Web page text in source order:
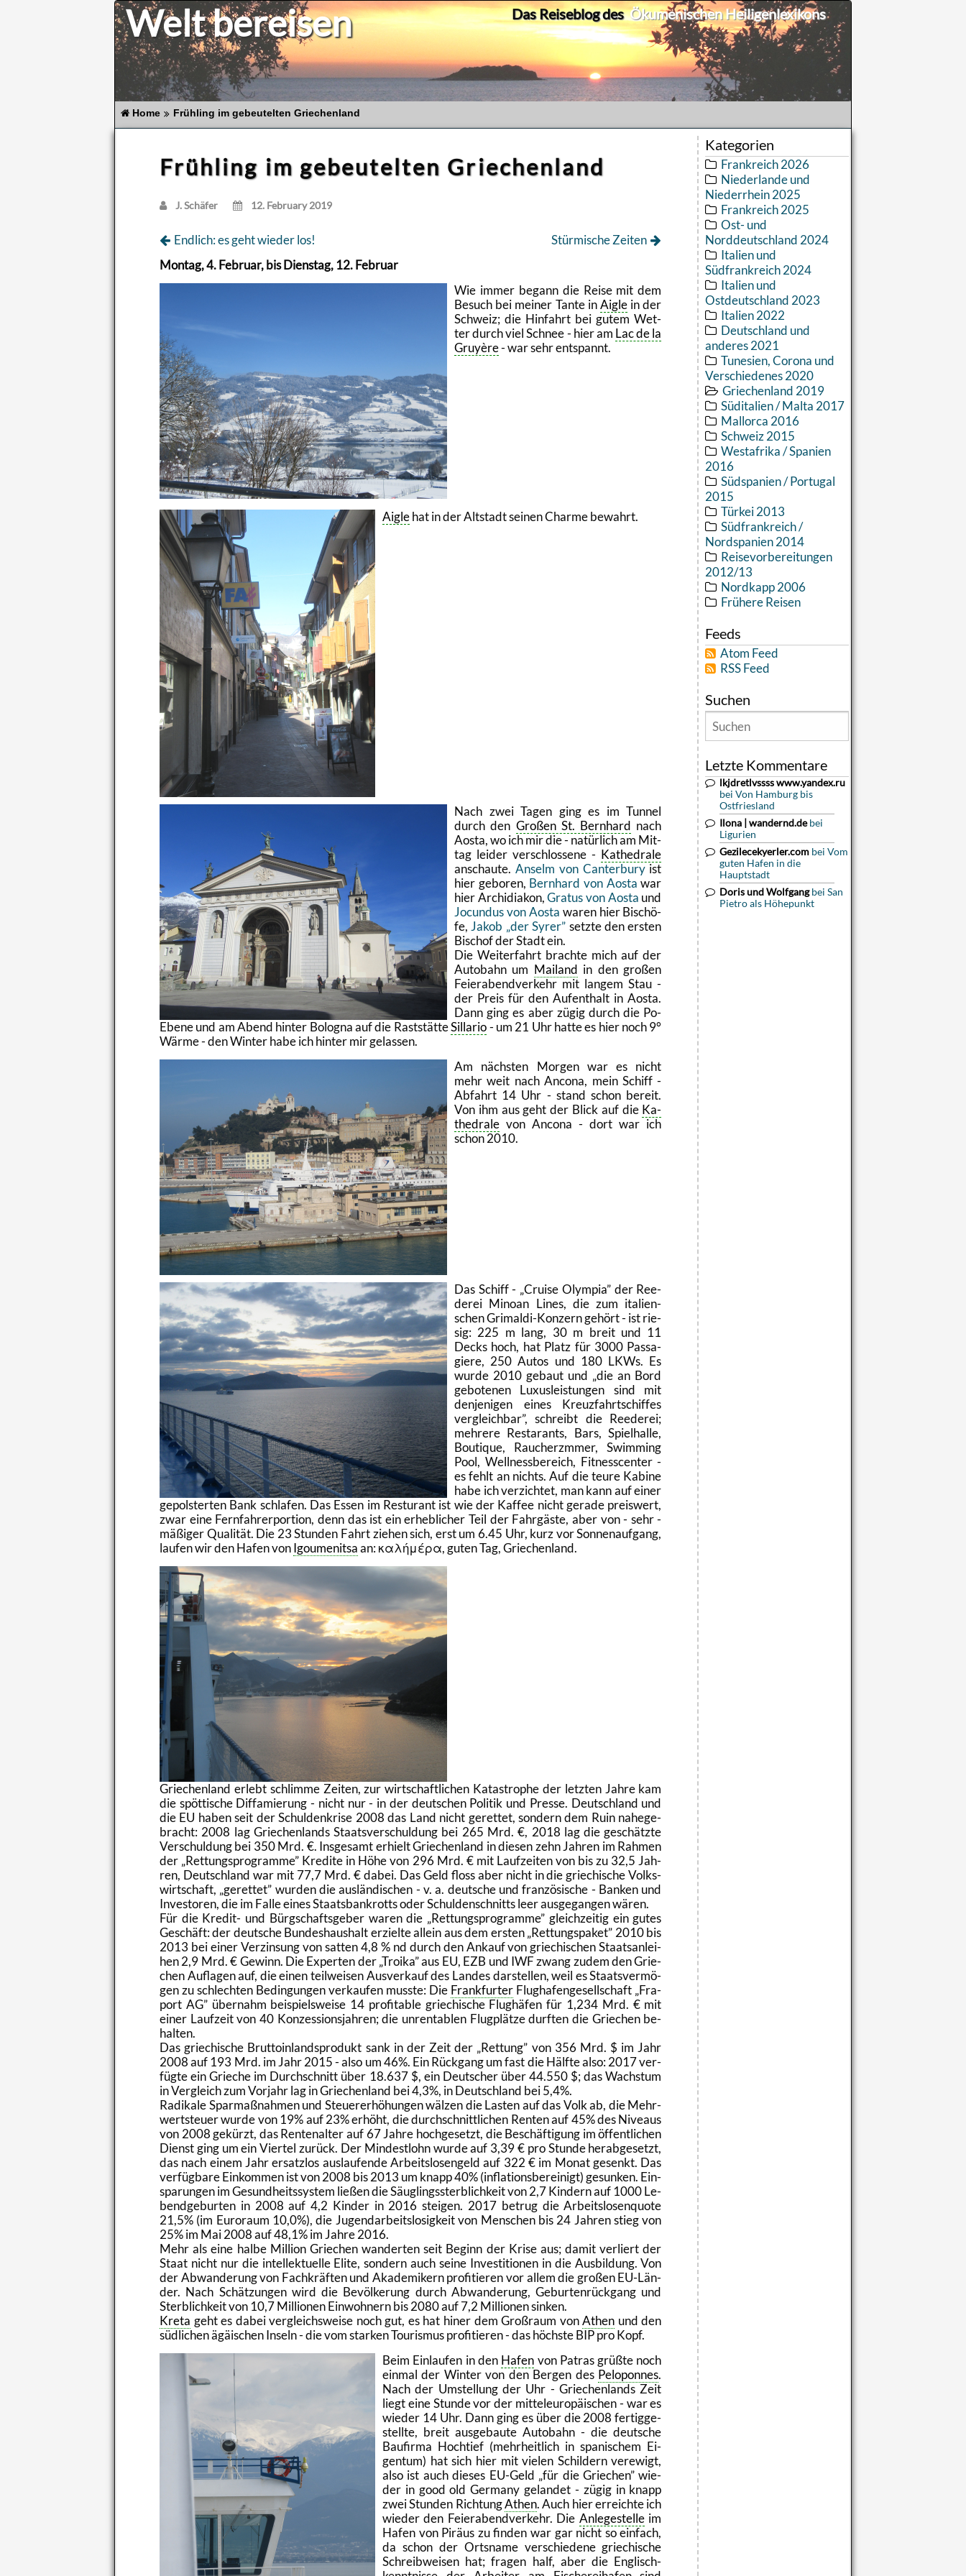
Welt bereisen Das Reiseblog desÖkumenischen Heiligenlexikons
Home Frühling im gebeutelten Griechenland
Frühling im gebeutelten Griechenland
J. Schä­fer 12. Fe­bru­ary 2019
Stür­mi­sche Zei­ten
End­lich: es geht wie­der los!
Mon­tag, 4. Fe­bru­ar, bis Diens­tag, 12. Fe­bru­ar
Wie immer be­gann die Reise mit dem
Be­such bei mei­ner Tante inAigle in der
Schweiz; die Hin­fahrt bei gutem Wet­
ter durch viel Schnee - hier am Lac de la
Gruyère- war sehr ent­spannt.
Aiglehat in der Alt­stadt sei­nen Charme be­wahrt.
Nach zwei Tagen ging es im Tun­nel
durch den Gro­ßen St. Bern­hard nach
Aosta, wo ich mir die - na­tür­lich am Mit­
tag lei­der ver­schlos­se­ne - Ka­the­dra­le
an­schau­te. An­selm von Can­ter­bu­ryist
hier ge­bo­ren, Bern­hard von Aosta war
hier Ar­ch­idia­kon,Gra­tus von Aosta und
Jo­cun­dus von Aosta waren hier Bi­schö­
fe, Jakob „der Syrer” setz­te den ers­ten
Bi­schof der Stadt ein.
Die Wei­ter­fahrt brach­te mich auf der
Au­to­bahn um Mai­land in den gro­ßen
Fei­er­abend­ver­kehr mit lan­gem Stau -
der Preis für den Auf­ent­halt in Aosta.
Dann ging es aber zügig durch die Po-
Ebe­ne und am Abend hin­ter Bo­lo­gna auf die Rast­stät­teSil­la­rio- um 21 Uhr hatte es hier noch 9°
Wärme - den Win­ter habe ich hin­ter mir ge­las­sen.
Am nächs­ten Mor­gen war es nicht
mehr weit nach An­co­na, mein Schiff -
Ab­fahrt 14 Uhr - stand schon be­reit.
Von ihm aus geht der Blick auf die Ka­
the­dra­le von An­co­na - dort war ich
schon 2010.
Das Schiff - Crui­se Olym­pia der Ree­
de­rei Mi­no­an Lines, die zum ita­li­en­
schen Gri­mal­di-Kon­zern ge­hört - ist rie­
sig: 225 m lang, 30 m breit und 11
Decks hoch, hat Platz für 3000 Pas­sa­
gie­re, 250 Autos und 180 LKWs. Es
wurde 2010 ge­baut und
die an Bord
ge­bo­te­nen Lu­xus­leis­tun­gen sind mit
den­je­ni­gen eines Kreuz­fahrt­schif­fes
ver­gleich­bar, schreibt die Ree­de­rei;
meh­re­re Re­sta­rants, Bars, Spiel­hal­le,
Bou­tique, Rau­cherzm­mer, Swim­ming
Pool, Well­ness­be­reich, Fit­ness­cen­ter -
es fehlt an nichts. Auf die teure Ka­bi­ne
habe ich ver­zich­tet, man kann auf einer
ge­pols­ter­ten Bank schla­fen. Das Essen im Restu­rant ist wie der Kaf­fee nicht ge­ra­de preis­wert,
zwar eine Fern­fah­rer­por­ti­on, denn das ist ein er­heb­li­cher Teil der Fahr­gäs­te, aber von - sehr -
mä­ßi­ger Qua­li­tät. Die 23 Stun­den Fahrt zie­hen sich, erst um 6.45 Uhr, kurz vor Son­nen­auf­gang,
lau­fen wir den Hafen vonIgo­u­me­nitsaan: καλήμέρα, guten Tag, Grie­chen­land.
Grie­chen­land er­lebt schlim­me Zei­ten, zur wirt­schaft­li­chen Ka­ta­stro­phe der letz­ten Jahre kam
die spöt­ti­sche Dif­fa­mie­rung - nicht nur - in der deut­schen Po­li­tik und Pres­se. Deutsch­land und
die EU haben seit der Schul­den­kri­se 2008 das Land nicht ge­ret­tet, son­dern dem Ruin na­he­ge­
bracht: 2008 lag Grie­chen­lands Staats­ver­schul­dung bei 265 Mrd. €, 2018 lag die ge­schätz­te
Ver­schul­dung bei 350 Mrd. €. Ins­ge­samt er­hielt Grie­chen­land in die­sen zehn Jah­ren im Rah­men
der Ret­tungs­pro­gram­me Kre­di­te in Höhe von 296 Mrd. € mit Lauf­zei­ten von bis zu 32,5 Jah­
ren, Deutsch­land war mit 77,7 Mrd. € dabei. Das Geld floss aber nicht in die grie­chi­sche Volks­
wirt­schaft, ge­ret­tet wur­den die aus­län­di­schen - v. a. deut­sche und fran­zö­si­sche - Ban­ken und
In­ves­to­ren, die im Falle eines Staats­bank­rotts oder Schul­den­schnitts leer aus­ge­gan­gen wären.
Für die Kre­dit- und Bürg­schafts­ge­ber waren die
Ret­tungs­pro­gram­me
gleich­zei­tig ein gutes
Ge­schäft: der deut­sche Bun­des­haus­halt er­ziel­te al­lein aus dem ers­ten Ret­tungs­pa­ket 2010 bis
2013 bei einer Ver­zin­sung von sat­ten 4,8 % nd durch den An­kauf von grie­chi­schen Staats­an­lei­
hen 2,9 Mrd. € Ge­winn. Die Ex­per­ten der Troi­ka aus EU, EZB und IWF zwang zudem den Grie­
chen Auf­la­gen auf, die einen teil­wei­sen Aus­ver­kauf des Lan­des dar­stel­len, weil es Staats­ver­mö­
gen zu schlech­ten Be­din­gun­gen ver­kau­fen muss­te: Die Frank­fur­ter Flug­ha­fen­ge­sell­schaft Fra­
port AG über­nahm bei­spiels­wei­se 14 pro­fi­ta­ble grie­chi­sche Flug­hä­fen für 1,234 Mrd. € mit
einer Lauf­zeit von 40 Kon­zes­si­ons­jah­ren; die un­ren­ta­blen Flug­plät­ze durf­ten die Grie­chen be­
hal­ten.
Das grie­chi­sche Brut­to­in­lands­pro­dukt sank in der Zeit der Ret­tung von 356 Mrd. $ im Jahr
2008 auf 193 Mrd. im Jahr 2015 - also um 46%. Ein Rück­gang um fast die Hälf­te also: 2017 ver­
füg­te ein Grie­che im Durch­schnitt über 18.637 $, ein Deut­scher über 44.550 $; das Wachs­tum
in Ver­gleich zum Vor­jahr lag in Grie­chen­land bei 4,3%, in Deutsch­land bei 5,4%.
Ra­di­ka­le Spar­maß­nah­men und Steu­er­er­hö­hun­gen wäl­zen die Las­ten auf das Volk ab, die Mehr­
wert­steu­er wurde von 19% auf 23% er­höht, die durch­schnitt­li­chen Ren­ten auf 45% des Ni­veaus
von 2008 ge­kürzt, das Ren­ten­al­ter auf 67 Jahre hoch­ge­setzt, die Be­schäf­ti­gung im öf­fent­li­chen
Dienst ging um ein Vier­tel zu­rück. Der Min­dest­lohn wurde auf 3,39 € pro Stun­de her­ab­ge­setzt,
das nach einem Jahr er­satz­los aus­lau­fen­de Ar­beits­lo­sen­geld auf 322 € im Monat ge­senkt. Das
ver­füg­ba­re Ein­kom­men ist von 2008 bis 2013 um knapp 40% (in­fla­ti­ons­be­rei­nigt) ge­sun­ken. Ein­
spa­run­gen im Ge­sund­heits­sys­tem lie­ßen die Säug­lings­sterb­lich­keit von 2,7 Kin­dern auf 1000 Le­
bend­ge­bur­ten in 2008 auf 4,2 Kin­der in 2016 stei­gen. 2017 be­trug die Ar­beits­lo­sen­quo­te
21,5% (im Eu­ro­raum 10,0%), die Ju­gend­ar­beits­lo­sig­keit von Men­schen bis 24 Jah­ren stieg von
25% im Mai 2008 auf 48,1% im Jahre 2016.
Mehr als eine halbe Mil­li­on Grie­chen wan­der­ten seit Be­ginn der Krise aus; damit ver­liert der
Staat nicht nur die in­tel­lek­tu­el­le Elite, son­dern auch seine In­ves­ti­tio­nen in die Aus­bil­dung. Von
der Ab­wan­de­rung von Fach­kräf­ten und Aka­de­mi­kern pro­fi­tie­ren vor allem die gro­ßen EU-Län­
der. Nach Schät­zun­gen wird die Be­völ­ke­rung durch Ab­wan­de­rung, Ge­bur­ten­rück­gang und
Sterb­lich­keit von 10,7 Mil­lio­nen Ein­woh­nern bis 2080 auf 7,2 Mil­lio­nen sin­ken.
Kreta geht es dabei ver­gleichs­wei­se noch gut, es hat hiner dem Gro­ß­raum vonAthen und den
süd­li­chen ägäi­schen In­seln - die vom star­ken Tou­ris­mus pro­fi­tie­ren - das höchs­te BIP pro Kopf.
Beim Ein­lau­fen in den Hafen von Pa­tras grü­ß­te noch
ein­mal der Win­ter von den Ber­gen des Pe­lo­pon­nes.
Nach der Um­stel­lung der Uhr - Grie­chen­lands Zeit
liegt eine Stun­de vor der mit­tel­eu­ro­päi­schen - war es
wie­der 14 Uhr. Dann ging es über die 2008 fer­tig­ge­
stell­te, breit aus­ge­bau­te Au­to­bahn - die deut­sche
Bau­fir­ma Hoch­tief (mehr­heit­lich in spa­ni­schem Ei­
gen­tum) hat sich hier mit vie­len Schil­dern ver­ewigt,
also ist auch die­ses EU-Geld für die Grie­chen wie­
der in good old Ger­ma­ny ge­lan­det - zügig in knapp
zwei Stun­den Rich­tungAthen. Auch hier er­reich­te ich
wie­der den Fei­er­abend­ver­kehr. Die An­le­ge­stel­leim
Hafen von Pi­rä­us zu fin­den war gar nicht so ein­fach,
da schon der Orts­na­me ver­schie­de­ne grie­chi­sche
Schreib­wei­sen hat; fra­gen half, aber die Eng­lisch­
Kategorien
Frankreich 2026
Niederlande und
Niederrhein 2025
Frankreich 2025
Ost- und
Norddeutschland 2024
Italien und
Südfrankreich 2024
Italien und
Ostdeutschland 2023
Italien 2022
Deutschland und
anderes 2021
Tunesien, Corona und
Verschiedenes 2020
Griechenland 2019
Süditalien / Malta 2017
Mallorca 2016
Schweiz 2015
Westafrika / Spanien
2016
Südspanien / Portugal
2015
Türkei 2013
Südfrankreich /
Nordspanien 2014
Reisevorbereitungen
2012/13
Nordkapp 2006
Frühere Reisen
Feeds
Atom Feed
RSS Feed
Suchen
Letzte Kommentare
lkjdretlvssss www.yandex.ru
bei Von Hamburg bis
Ostfriesland
Ilona | wandernd.debei
Ligurien
Gezilecekyerler.com bei Vom
guten Hafen in die
Hauptstadt
Doris und Wolfgangbei San
Pietro als Höhepunkt